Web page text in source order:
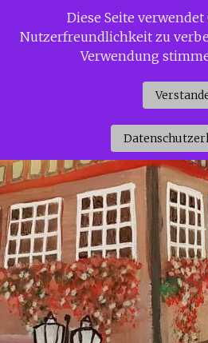
InhaltSiggi Gerdaus Welt
Diese Seite
Nutzerfreundlichkeit zu
Verwendung